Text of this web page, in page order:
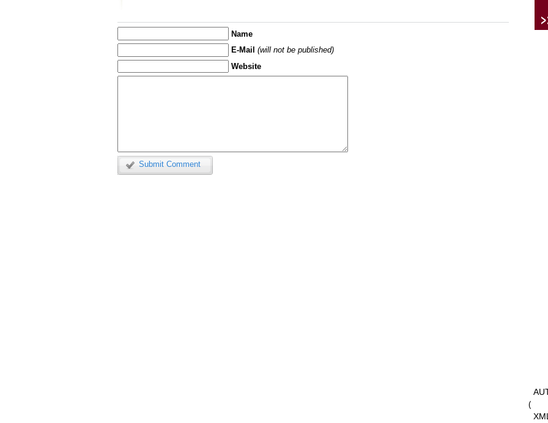
Name
E-Mail(will not be published)
Website
Submit Comment
(
XML